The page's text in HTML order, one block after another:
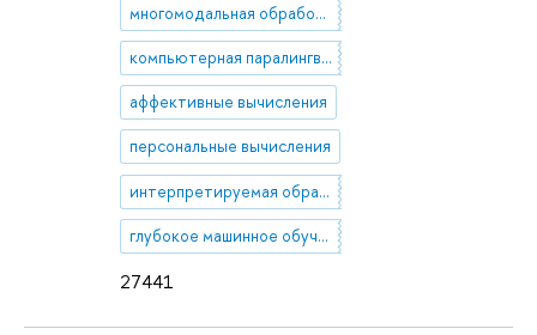
27441
многомодальная обработка данных
компьютерная паралингвистика
аффективные вычисления
персональные вычисления
интерпретируемая обработка данных
глубокое машинное обучение